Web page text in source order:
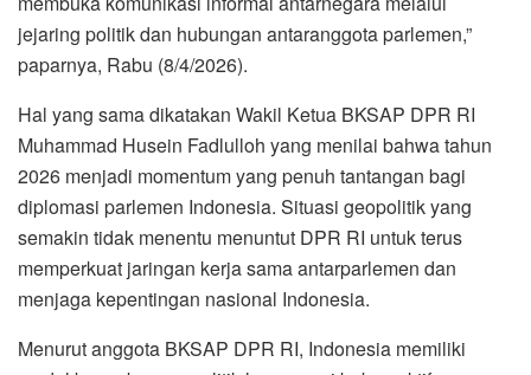
jejaring politik dan hubungan antaranggota parlemen,”
paparnya, Rabu (8/4/2026).
Hal yang sama dikatakan Wakil Ketua BKSAP DPR RI
Muhammad Husein Fadlulloh yang menilai bahwa tahun
2026 menjadi momentum yang penuh tantangan bagi
diplomasi parlemen Indonesia. Situasi geopolitik yang
semakin tidak menentu menuntut DPR RI untuk terus
memperkuat jaringan kerja sama antarparlemen dan
menjaga kepentingan nasional Indonesia.
Menurut anggota BKSAP DPR RI, Indonesia memiliki